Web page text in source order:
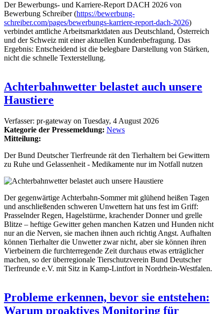
Der Bewerbungs- und Karriere-Report DACH 2026 von
Bewerbung Schreiber (https://bewerbung-
schreiber.com/pages/bewerbungs-karriere-report-dach-2026)
verbindet amtliche Arbeitsmarktdaten aus Deutschland, Österreich
und der Schweiz mit einer aktuellen Kundenbefragung. Das
Ergebnis: Entscheidend ist die belegbare Darstellung von Stärken,
nicht die schnelle Texterstellung.
Achterbahnwetter belastet auch unsere
Haustiere
Verfasser: pr-gateway on Tuesday, 4 August 2026
Kategorie der Pressemeldung: News
Mitteilung:
Der Bund Deutscher Tierfreunde rät den Tierhaltern bei Gewittern
zu Ruhe und Gelassenheit - Medikamente nur im Notfall nutzen
Der gegenwärtige Achterbahn-Sommer mit glühend heißen Tagen
und anschließenden schweren Unwettern hat uns fest im Griff:
Prasselnder Regen, Hagelstürme, krachender Donner und grelle
Blitze – heftige Gewitter gehen manchen Katzen und Hunden nicht
nur an die Nerven, sie machen ihnen auch richtig Angst. Aufhalten
können Tierhalter die Unwetter zwar nicht, aber sie können ihren
Vierbeinern die furchterregende Zeit durchaus etwas erträglicher
machen, so der überregionale Tierschutzverein Bund Deutscher
Tierfreunde e.V. mit Sitz in Kamp-Lintfort in Nordrhein-Westfalen.
Probleme erkennen, bevor sie entstehen:
Warum proaktives Monitoring für